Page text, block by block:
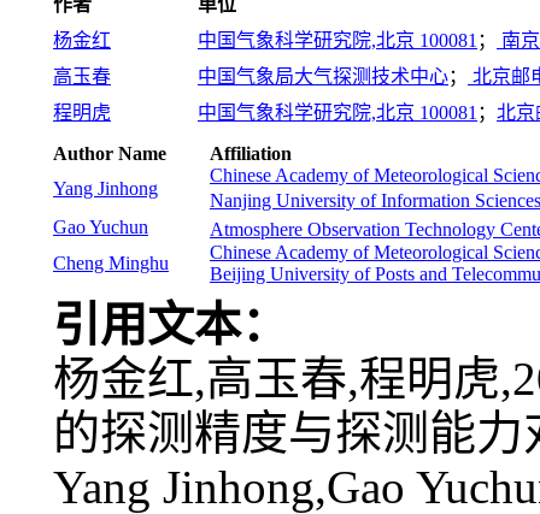
作者
单位
杨金红
中国气象科学研究院,北京 100081 ；
南
高玉春
中国气象局大气探测技术中心；
北京邮
程明虎
中国气象科学研究院,北京 100081 ； 北京
Author Name
Affiliation
Yang Jinhong
Chinese Academy of Meteorological
Nanjing University of Information
Gao Yuchun
Atmosphere Observation Technology
Cheng Minghu
Chinese Academy of Meteorological
Beijing University of Posts and
引用文本：
杨金红,高玉春,程明虎
的探测精度与探测能力
Yang Jinhong,Gao